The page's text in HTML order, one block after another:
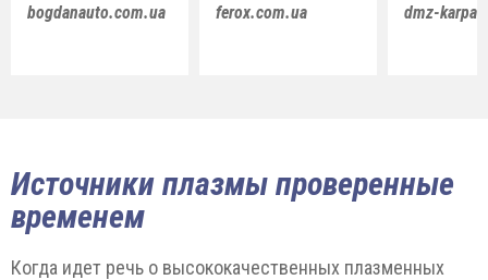
bogdanauto.com.ua
ferox.com.ua
dmz-
Источники плазмы проверенные
временем
Когда идет речь о высококачественных плазменных